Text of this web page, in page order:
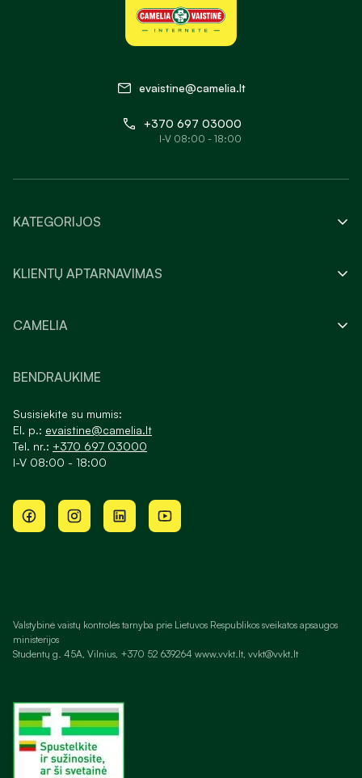
evaistine@camelia.lt
+370 697 03000
I-V 08:00 - 18:00
KATEGORIJOS
KLIENTŲ APTARNAVIMAS
CAMELIA
BENDRAUKIME
Susisiekite su mumis:
El. p.: evaistine@camelia.lt
Tel. nr.: +370 697 03000
I-V 08:00 - 18:00
Valstybinė vaistų kontrolės tarnyba prie Lietuvos Respublikos sveikatos apsaugos
ministerijos
Studentų g. 45A, Vilnius, +370 52 639264 www.vvkt.lt, vvkt@vvkt.lt